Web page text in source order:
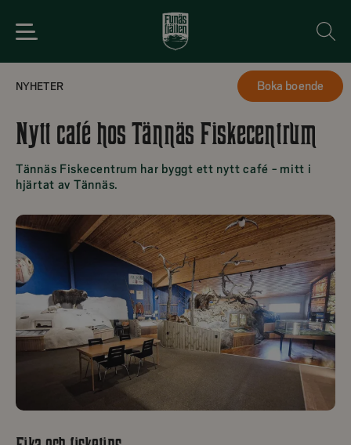
Boka boende
NYHETER 2024-06-04
Nytt café hos Tännäs Fiskecentrum
Tännäs Fiskecentrum har byggt ett nytt café - mitt i
hjärtat av Tännäs.